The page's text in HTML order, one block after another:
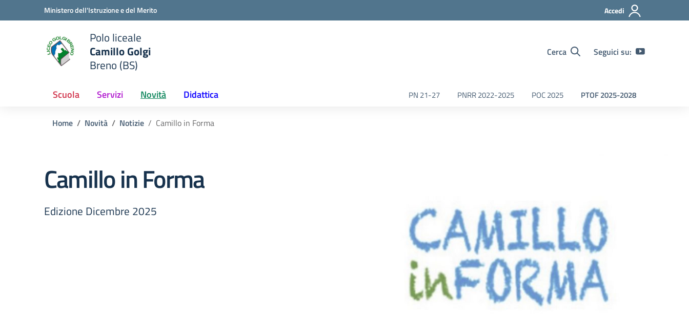
Vai ai contenuti
Vai al menu di navigazioneMinistero dell'Istruzione e del Merito Accedi
scuola
Polo liceale
Camillo Golgi
Breno (BS)
Cerca Seguici su:
Scuola Servizi Novità Didattica PN 21-27 PNRR 2022-2025 POC 2025 PTOF 2025-2028
Home Novità Notizie Camillo in Forma
Camillo in Forma
Edizione Dicembre 2025